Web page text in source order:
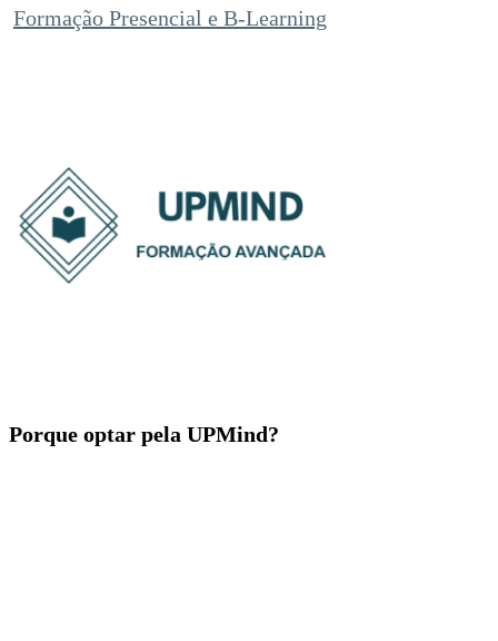
Formação Presencial e B-Learning
Porque optar pela UPMind?